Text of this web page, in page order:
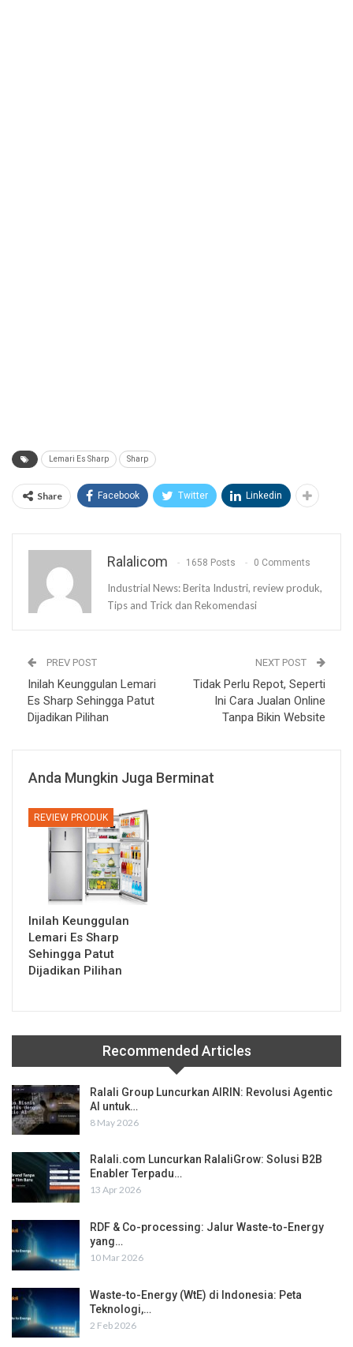
Lemari Es Sharp Sharp
Share Facebook Twitter Linkedin
Ralalicom 1658 Posts 0 Comments
Industrial News: Berita Industri, review produk,
Tips and Trick dan Rekomendasi
PREV POST
Inilah Keunggulan Lemari
Es Sharp Sehingga Patut
Dijadikan Pilihan
NEXT POST
Tidak Perlu Repot, Seperti
Ini Cara Jualan Online
Tanpa Bikin Website
Anda Mungkin Juga Berminat
REVIEW PRODUK
Inilah Keunggulan
Lemari Es Sharp
Sehingga Patut
Dijadikan Pilihan
Recommended Articles
Ralali Group Luncurkan AIRIN: Revolusi Agentic
AI untuk…
8 May 2026
Ralali.com Luncurkan RalaliGrow: Solusi B2B
Enabler Terpadu…
13 Apr 2026
RDF & Co-processing: Jalur Waste-to-Energy
yang…
10 Mar 2026
Waste-to-Energy (WtE) di Indonesia: Peta
Teknologi,…
2 Feb 2026